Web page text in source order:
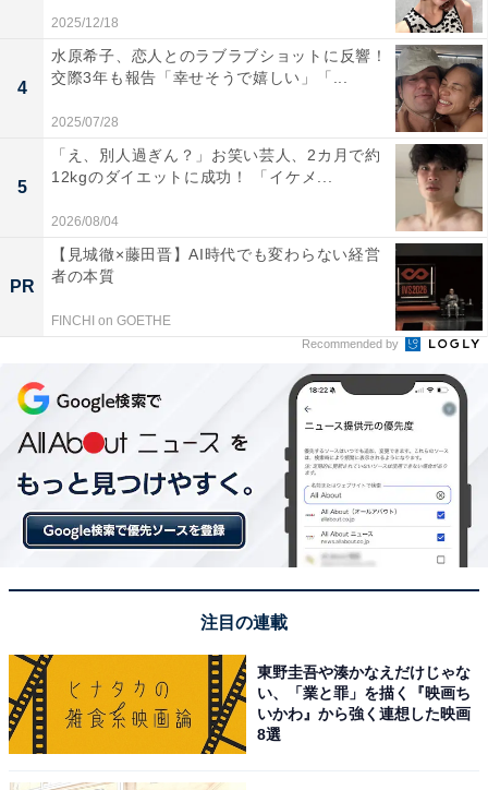
2025/12/18
4
水原希子、恋人とのラブラブショットに反響！
交際3年も報告「幸せそうで嬉しい」「...
2025/07/28
5
「え、別人過ぎん？」お笑い芸人、2カ月で約
12kgのダイエットに成功！ 「イケメ...
2026/08/04
PR
【見城徹×藤田晋】AI時代でも変わらない経営
者の本質
FINCHI on GOETHE
Recommended by
注目の連載
東野圭吾や湊かなえだけじゃな
い、「業と罪」を描く『映画ち
いかわ』から強く連想した映画
8選